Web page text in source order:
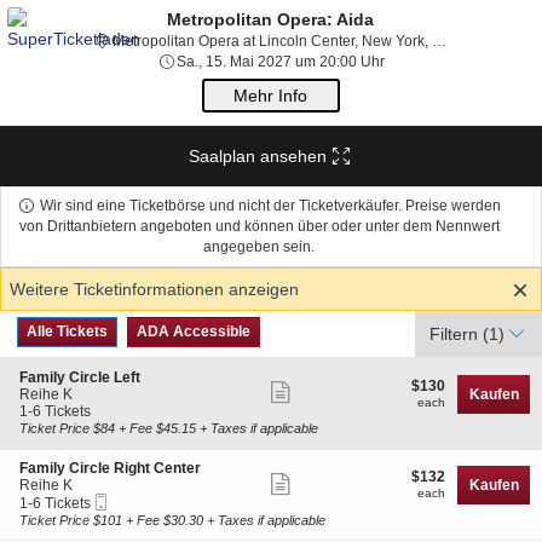
Metropolitan Opera: Aida
Metropolitan Opera at Lincoln Center, New York, NY
Sa., 15. Mai 2027 um 20:00 UhrSa., 15. Mai 2027 um
Mehr Info
Saalplan ansehen
Wir sind eine Ticketbörse und nicht der Ticketverkäufer. Preise werden
von Drittanbietern angeboten und können über oder unter dem Nennwert
angegeben sein.
Weitere Ticketinformationen anzeigen
Art
des
Tickets
Alle Tickets
Alle Tickets ADA Accessible
ADA Accessible Filtern (1)
S
e
c
t
o
n
F
a
m
Family Circle Left
Reihe K
1
to
Tickets
available
1-6 Tickets
Ticketinformationen
$130
each
$130
each Kaufen
Ticket Price $84 + Fee $45.15 + Taxes if applicable
S
e
c
t
Family Circle Right Center
Reihe K
1
to
1-6 Tickets
Tickets
Ticketinformationen
anzeigen
$132
each
$132
each Kaufen
Ticket Price $101 + Fee $30.30 + Taxes if applicable